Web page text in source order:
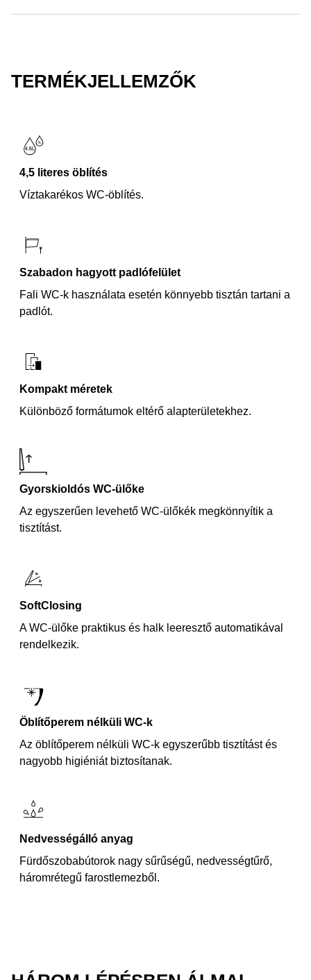
TERMÉKJELLEMZŐK
4,5 literes öblítés
Víztakarékos WC-öblítés.
Szabadon hagyott padlófelület
Fali WC-k használata esetén könnyebb tisztán tartani a
padlót.
Kompakt méretek
Különböző formátumok eltérő alapterületekhez.
Gyorskioldós WC-ülőke
Az egyszerűen levehető WC-ülőkék megkönnyítik a
tisztítást.
SoftClosing
A WC-ülőke praktikus és halk leeresztő automatikával
rendelkezik.
Öblítőperem nélküli WC-k
Az öblítőperem nélküli WC-k egyszerűbb tisztítást és
nagyobb higiéniát biztosítanak.
Nedvességálló anyag
Fürdőszobabútorok nagy sűrűségű, nedvességtűrő,
háromrétegű farostlemezből.